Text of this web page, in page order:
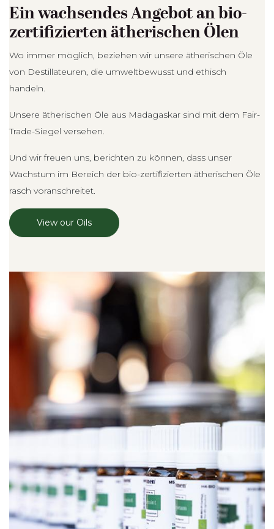
Ein wachsendes Angebot an bio-
zertifizierten ätherischen Ölen
Wo immer möglich, beziehen wir unsere ätherischen Öle
von Destillateuren, die umweltbewusst und ethisch
handeln.
Unsere ätherischen Öle aus Madagaskar sind mit dem Fair-
Trade-Siegel versehen.
Und wir freuen uns, berichten zu können, dass unser
Wachstum im Bereich der bio-zertifizierten ätherischen Öle
rasch voranschreitet.
View our Oils